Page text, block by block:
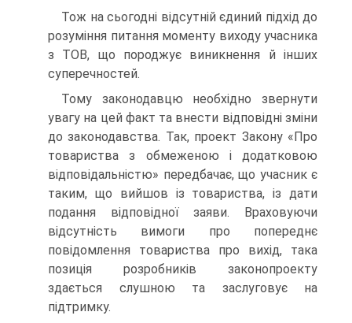
Тож на сьогодні відсутній єдиний підхід до
розуміння питання моменту виходу учасника
з ТОВ, що породжує виникнення й інших
суперечностей.
Тому законодавцю необхідно звернути
увагу на цей факт та внести відповідні зміни
до законодавства. Так, проект Закону «Про
товариства з обмеженою і додатковою
відповідальністю» передбачає, що учасник є
таким, що вийшов із товариства, із дати
подання відповідної заяви. Враховуючи
відсутність вимоги про попереднє
повідомлення товариства про вихід, така
позиція розробників законопроекту
здається слушною та заслуговує на
підтримку.